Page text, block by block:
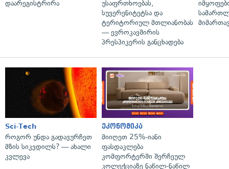
დაარეგისტრირა
უსაფრთხოებას,
სუვერენიტეტსა და
ტერიტორიულ მთლიანობას
— ევროკავშირის
პრესპიკერის განცხადება
Sci-Tech
როგორ უნდა გადავურჩეთ
მზის სიკვდილს? — ახალი
კვლევა
ეკონომიკა
მიიღეთ 25%-იანი
ფასდაკლება
კომფორტერში შერჩეულ
კოლექციაზე ნაწილ-ნაწილ